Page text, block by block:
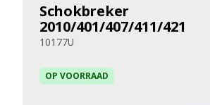
Schokbreker
2010/401/407/411/421
10177U
OP VOORRAAD